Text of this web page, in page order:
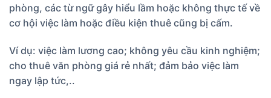
phòng, các từ ngữ gây hiểu lầm hoặc không thực tế về
cơ hội việc làm hoặc điều kiện thuê cũng bị cấm.
Ví dụ: việc làm lương cao; không yêu cầu kinh nghiệm;
cho thuê văn phòng giá rẻ nhất; đảm bảo việc làm
ngay lập tức,..